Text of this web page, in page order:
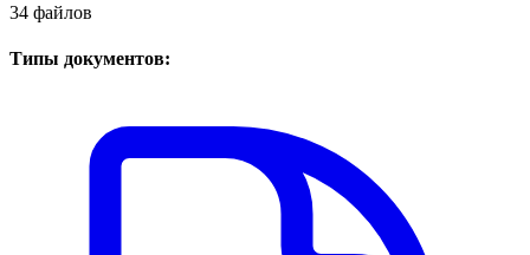
34 файлов
Типы документов: